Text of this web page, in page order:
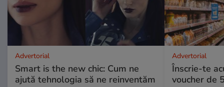
Advertorial
Smart is the new chic: Cum ne
ajută tehnologia să ne reinventăm
Advertorial
Înscrie-te
voucher de